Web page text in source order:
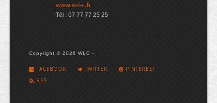
www.w-l-c.fr
Tél : 07 77 77 25 25
Copyright © 2026 WLC -
FACEBOOK TWITTER
PINTEREST
RSS